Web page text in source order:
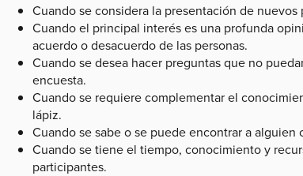
Cuando se considera la presentación de
Cuando el principal interés es una profunda
acuerdo o desacuerdo de las personas.
Cuando se desea hacer preguntas que no
encuesta.
Cuando se requiere complementar el
lápiz.
Cuando se sabe o se puede encontrar a
Cuando se tiene el tiempo, conocimiento y
participantes.